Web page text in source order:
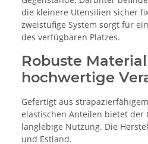
die kleinere Utensilien sicher
zweistufige System sorgt für
des verfügbaren Platzes.
Robuste
hochwertige
Gefertigt aus
elastischen Anteilen bietet der
langlebige Nutzung. Die
und Estland.